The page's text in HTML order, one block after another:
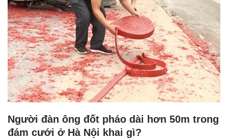
Người đàn ông đốt pháo dài hơn 50m trong
đám cưới ở Hà Nội khai gì?